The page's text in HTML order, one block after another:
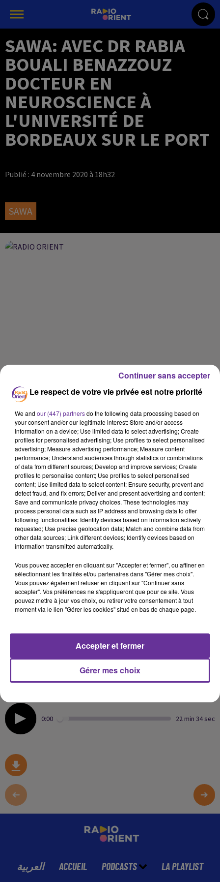
SAWA: AVEC DR RABIA
BOUALI BENAZZOUZ
DOCTEUR EN
NEUROSCIENCE À
L'UNIVERSITÉ DE
BORDEAUX SUR LE PORT
Publié : 4 novembre 2020 à 18h32
SAWA
SAWA
4 novembre 2020 - 22 min 34 sec
SAWA: AVEC DR RABIA BOUALI BENAZZOUZ
DOCTEUR EN NEUROSCIENCE À L'UNIVERSITÉ
DE BORDEAUX SUR LE PORT
Radio Orient
SAWA
Le port du masque dès 6 ans n' inspire aucune inquiétude
extrêmement bénéfique pour leur santé psychique, et
Conseils deDr Rabia Bouali Benazzouz docteur en
0:00 22 min 34 sec
العربية ACCUEIL PODCASTS LA PLAYLIST
Le respect de votre vie privée est notre priorité
We and our (447) partnersdo the following data processing based on
your consent and/or our legitimate interest: Store and/or access
information on a device; Use limited data to select advertising; Create
profiles for personalised advertising; Use profiles to select personalised
advertising; Measure advertising performance; Measure content
performance; Understand audiences through statistics or combinations
of data from different sources; Develop and improve services; Create
profiles to personalise content; Use profiles to select personalised
content; Use limited data to select content; Ensure security, prevent and
detect fraud, and fix errors; Deliver and present advertising and content;
Save and communicate privacy choices. These technologies may
process personal data such as IP address and browsing data to offer
following functionalities: Identify devices based on information actively
requested; Use precise geolocation data; Match and combine data from
other data sources; Link different devices; Identify devices based on
information transmitted automatically.
Vous pouvez accepter en cliquant sur "Accepter et fermer", ou affiner en
sélectionnant les finalités et/ou partenaires dans "Gérer mes choix".
Vous pouvez également refuser en cliquant sur "Continuer sans
accepter". Vos préférences ne s'appliqueront que pour ce site. Vous
pouvez mettre à jour vos choix, ou retirer votre consentement à tout
moment via le lien "Gérer les cookies" situé en bas de chaque page.
Gérer mes choix
Accepter et fermer
Continuer sans accepter